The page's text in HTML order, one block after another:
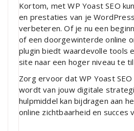
Kortom, met WP Yoast SEO
en prestaties van je
verbeteren. Of je nu een
of een doorgewinterde online
plugin biedt waardevolle tools
site naar een hoger niveau te
Zorg ervoor dat WP Yoast
wordt van jouw digitale
hulpmiddel kan bijdragen aan
online zichtbaarheid en succes